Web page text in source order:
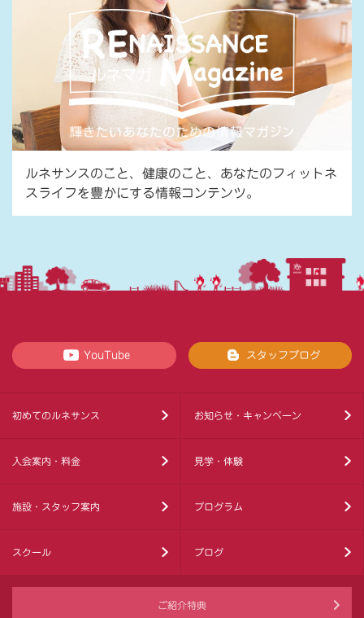
ルネサンスのこと、健康のこと、あなたのフィットネ
スライフを豊かにする情報コンテンツ。
YouTube スタッフブログ
初めてのルネサンス お知らせ・キャンペーン
入会案内・料金 見学・体験
施設・スタッフ案内 プログラム
スクール ブログ
ご紹介特典